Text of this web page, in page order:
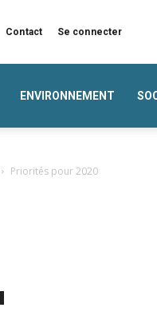
Contact Se connecter
ENVIRONNEMENT
Priorités pour 2020